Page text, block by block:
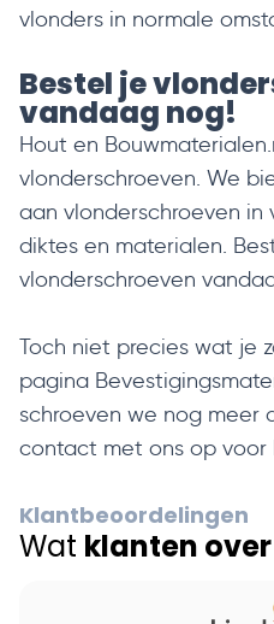
vlonders in normale
Bestel je
vandaag nog!
Hout en
vlonderschroeven. We
aan vlonderschroeven in
diktes en materialen.
vlonderschroeven
Toch niet precies wat je
pagina
schroeven we nog meer
contact met ons op voor
Klantbeoordelingen
Wat klanten